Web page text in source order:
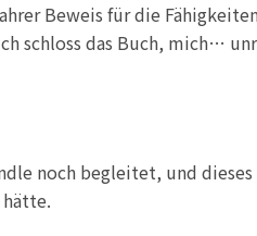
Beweis für die
schloss das Buch, mich…
noch begleitet, und dieses